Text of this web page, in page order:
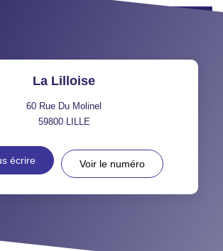
La Lilloise
60 Rue Du Molinel
59800 LILLE
écrire Voir le numéro